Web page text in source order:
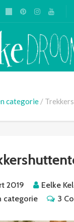
categorie
2019
Eelke
categorie
3